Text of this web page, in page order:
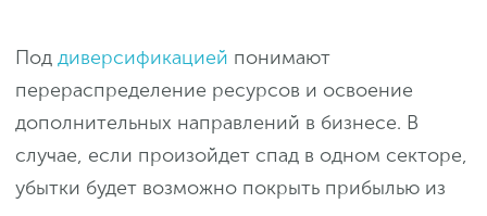
Под диверсификацией понимают
перераспределение ресурсов и освоение
дополнительных направлений в бизнесе. В
случае, если произойдет спад в одном секторе,
убытки будет возможно покрыть прибылью из